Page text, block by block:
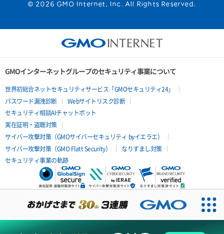
© 2026 GMO Internet, Inc. All Rights Reserved.
GMOインターネットグループのセキュリティ事業について
世界初総合ネットセキュリティサービス「GMOセキュリティ24」
パスワード漏洩診断
Webサイトリスク診断
セキュリティ相談AIチャットボット
実在証明・盗聴対策
サイバー攻撃対策（GMOサイバーセキュリティ byイエラエ）
サイバー攻撃対策（GMO Flatt Security）
なりすまし対策
セキュリティ事業の軌跡